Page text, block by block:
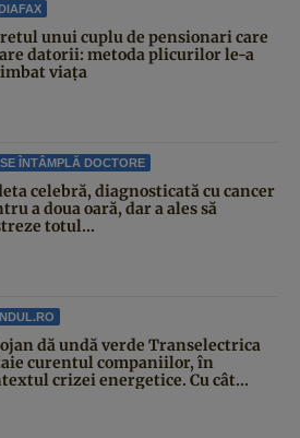
unui cuplu de pensionari care
datorii: metoda plicurilor le-a
viața
ÎNTÂMPLĂ DOCTORE
celebră, diagnosticată cu cancer
a doua oară, dar a ales să
totul...
dă undă verde Transelectrica
curentul companiilor, în
crizei energetice. Cu cât...